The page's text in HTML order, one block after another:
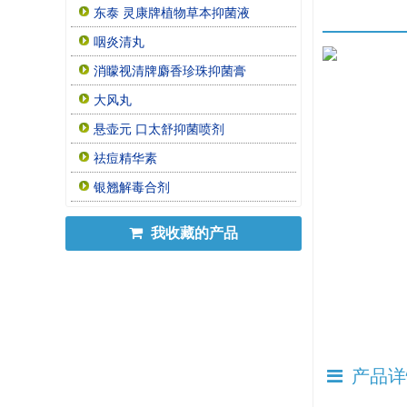
东泰 灵康牌植物草本抑菌液
咽炎清丸
消矇视清牌麝香珍珠抑菌膏
大风丸
悬壶元 口太舒抑菌喷剂
祛痘精华素
银翘解毒合剂
我收藏的产品
产品